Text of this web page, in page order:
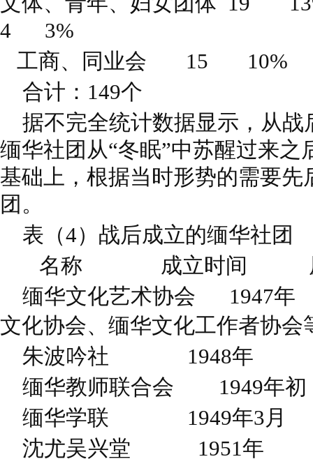
4 3%
工商、同业会 15
合计：149个
据不完全统计数据显示，从战
缅华社团从“冬眠”中苏醒过来之
基础上，根据当时形势的需要
团。
表（4）战后成立的缅华社团
名称 成立时间
缅华文化艺术协会 1947
文化协会、缅华文化工作者协会
朱波吟社 1948年
缅华教师联合会 1949
缅华学联 1949年3月
沈尤吴兴堂 1951年